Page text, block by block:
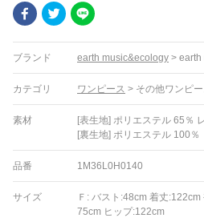
FacebookTwitter
ブランド earth music&ecology > earth
カテゴリ ワンピース > その他ワンピー
素材
[表生地] ポリエステル 65％
[裏生地] ポリエステル 100％
品番 1M36L0H0140
サイズ
Ｆ: バスト:48cm 着丈
75cm ヒップ:122cm